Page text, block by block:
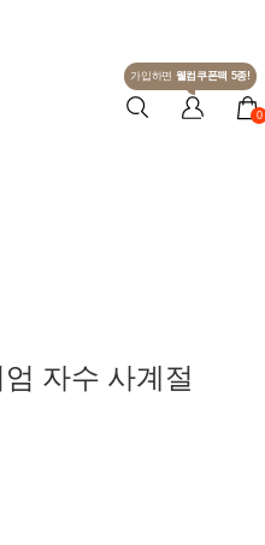
가입하면 웰컴쿠폰팩 5종!
0
자수 사계절